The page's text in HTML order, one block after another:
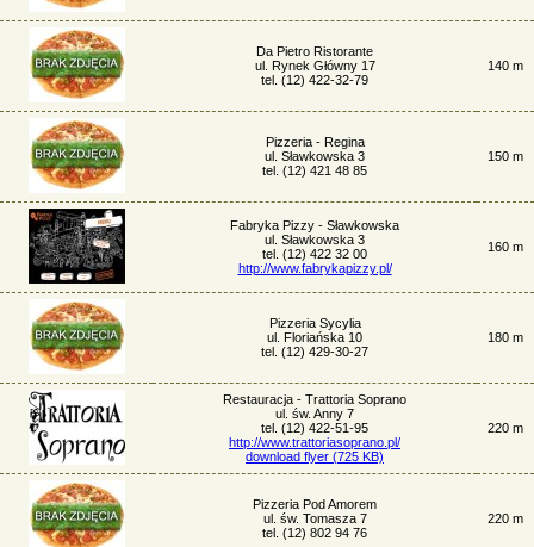
Da Pietro Ristorante
ul. Rynek Główny 17
tel. (12) 422-32-79
140 m
Pizzeria - Regina
ul. Sławkowska 3
tel. (12) 421 48 85
150 m
Fabryka Pizzy - Sławkowska
ul. Sławkowska 3
tel. (12) 422 32 00
http://www.fabrykapizzy.pl/
160 m
Pizzeria Sycylia
ul. Floriańska 10
tel. (12) 429-30-27
180 m
Restauracja - Trattoria Soprano
ul. św. Anny 7
tel. (12) 422-51-95
http://www.trattoriasoprano.pl/
download flyer (725 KB)
220 m
Pizzeria Pod Amorem
ul. św. Tomasza 7
tel. (12) 802 94 76
220 m